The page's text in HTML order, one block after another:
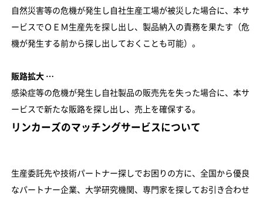
自然災害等の危機が発生し自社生産工場が被災した場合に、本サ
ービスでＯＥＭ生産先を探し出し、製品納入の責務を果たす（危
機が発生する前から探し出しておくことも可能）。
販路拡大 …
感染症等の危機が発生し自社製品の販売先を失った場合に、本サ
ービスで新たな販路を探し出し、売上を確保する。
リンカーズのマッチングサービスについて
生産委託先や技術パートナー探しでお困りの方に、全国から優良
なパートナー企業、大学研究機関、専門家を探してお引き合わせ